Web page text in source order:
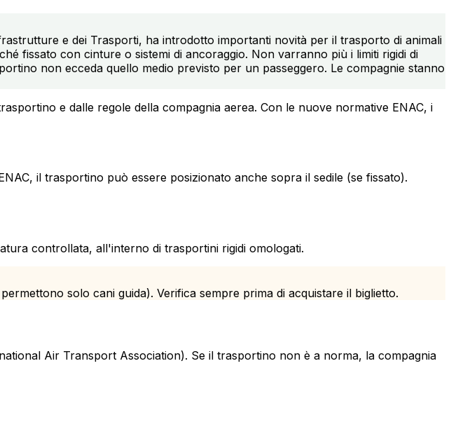
e dei Trasporti, ha introdotto importanti novità per il trasporto di animali
fissato con cinture o sistemi di ancoraggio. Non varranno più i limiti rigidi di
non ecceda quello medio previsto per un passeggero. Le compagnie stanno
e dalle regole della compagnia aerea. Con le nuove normative ENAC, i
il trasportino può essere posizionato anche sopra il sedile (se fissato).
controllata, all'interno di trasportini rigidi omologati.
solo cani guida). Verifica sempre prima di acquistare il biglietto.
Air Transport Association). Se il trasportino non è a norma, la compagnia